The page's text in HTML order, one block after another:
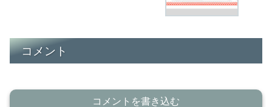
コメント
コメントを書き込む